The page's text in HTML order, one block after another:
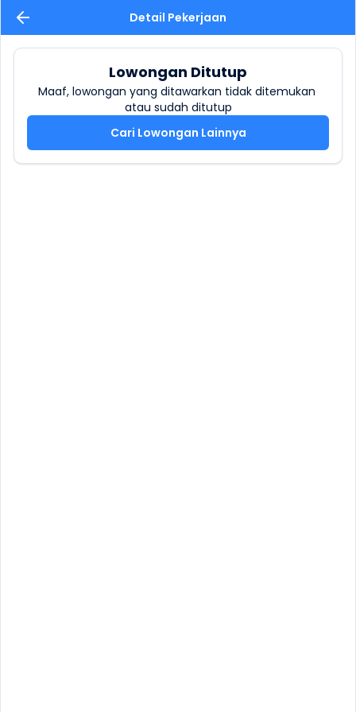
Detail Pekerjaan
Lowongan Ditutup
Maaf, lowongan yang ditawarkan tidak ditemukan
atau sudah ditutup
Cari Lowongan Lainnya